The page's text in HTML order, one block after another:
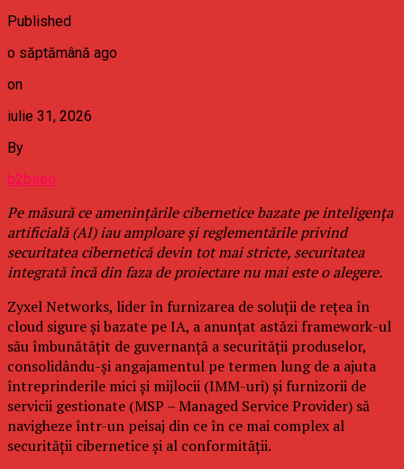
Published
o săptămână ago
on
iulie 31, 2026
By
b2bseo
Pe măsură ce amenințările cibernetice bazate pe inteligența
artificială (AI) iau amploare și reglementările privind
securitatea cibernetică devin tot mai stricte, securitatea
integrată încă din faza de proiectare nu mai este o alegere.
Zyxel Networks, lider în furnizarea de soluții de rețea în
cloud sigure și bazate pe IA, a anunțat astăzi framework-ul
său îmbunătățit de guvernanță a securității produselor,
consolidându-și angajamentul pe termen lung de a ajuta
întreprinderile mici și mijlocii (IMM-uri) și furnizorii de
servicii gestionate (MSP – Managed Service Provider) să
navigheze într-un peisaj din ce în ce mai complex al
securității cibernetice și al conformității.